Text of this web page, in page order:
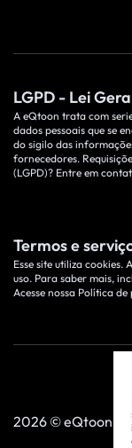
LGPD - Lei
A eQtoon trata com
dados pessoais que se
do sigilo das
fornecedores.
(LGPD)? Entre em
Termos e
Esse site utiliza cookies.
uso. Para saber mais,
Acesse nossa Política
2026 © eQtoon -